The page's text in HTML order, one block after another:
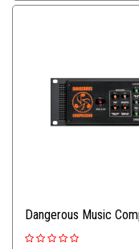
Dangerous Music